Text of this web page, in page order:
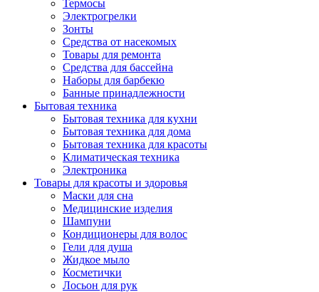
Термосы
Электрогрелки
Зонты
Средства от насекомых
Товары для ремонта
Средства для бассейна
Наборы для барбекю
Банные принадлежности
Бытовая техника
Бытовая техника для кухни
Бытовая техника для дома
Бытовая техника для красоты
Климатическая техника
Электроника
Товары для красоты и здоровья
Маски для сна
Медицинские изделия
Шампуни
Кондиционеры для волос
Гели для душа
Жидкое мыло
Косметички
Лосьон для рук